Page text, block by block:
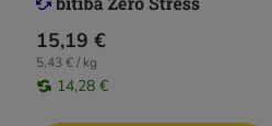
15,19 €
5,43 € / kg
14,28 €